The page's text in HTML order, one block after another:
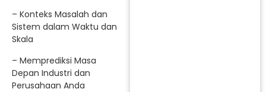
– Konteks Masalah dan
Sistem dalam Waktu dan
Skala
– Memprediksi Masa
Depan Industri dan
Perusahaan Anda